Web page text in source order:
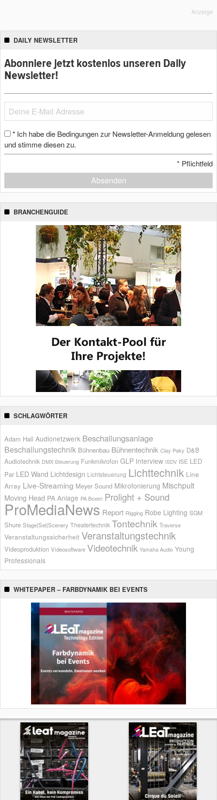
Anzeige
DAILY NEWSLETTER
Abonniere jetzt kostenlos unseren Daily
Newsletter!
* Ich habe die Bedingungen zur Newsletter-Anmeldung gelesen
und stimme diesen zu.
* Pflichtfeld
Absenden
BRANCHENGUIDE
SCHLAGWÖRTER
Adam Hall Audionetzwerk Beschallungsanlage
Beschallungstechnik Bühnenbau Bühnentechnik Clay Paky D&B
Audiotechnik DMX Steuerung Funkmikrofon GLP Interview ISDV ISE LED
Par LED Wand Lichtdesign Lichtsteuerung Lichttechnik Line
Array Live-Streaming Meyer Sound Mikrofonierung Mischpult
Moving Head PA Anlage PA Boxen Prolight + Sound
ProMediaNews Report Rigging Robe Lighting SGM
Shure Stage|Set|Scenery Theatertechnik Tontechnik Traverse
Veranstaltungssicherheit Veranstaltungstechnik
Videoproduktion Videosoftware Videotechnik Yamaha Audio Young
Professionals
WHITEPAPER – FARBDYNAMIK BEI EVENTS